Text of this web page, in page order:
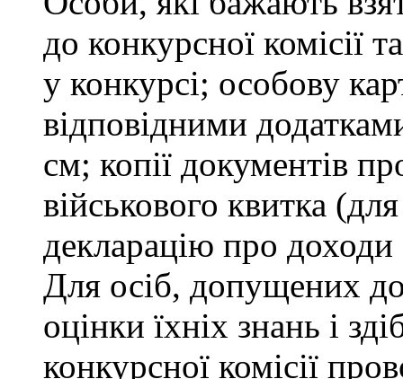
до конкурсної комісії
у конкурсі; особову
відповідними
см; копії документів
військового квитка
декларацію про доходи
Для осіб, допущених
оцінки їхніх знань і
конкурсної комісії